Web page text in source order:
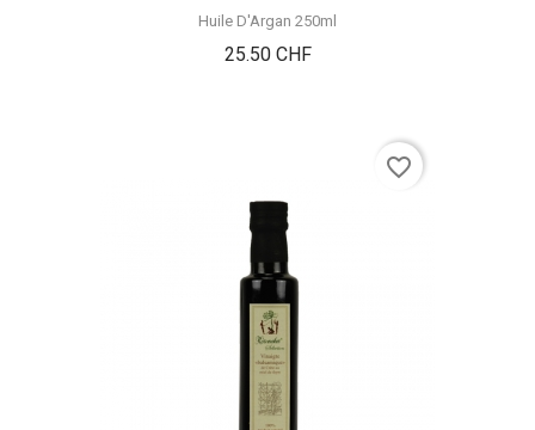
Huile D'Argan 250ml
25.50 CHFPrix
favorite_border